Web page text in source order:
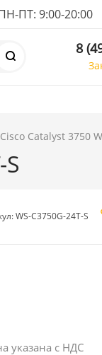
ПТ: 9:00-20:00
8
Catalyst 3750
WS-C3750G-24T-S
указана с НДС